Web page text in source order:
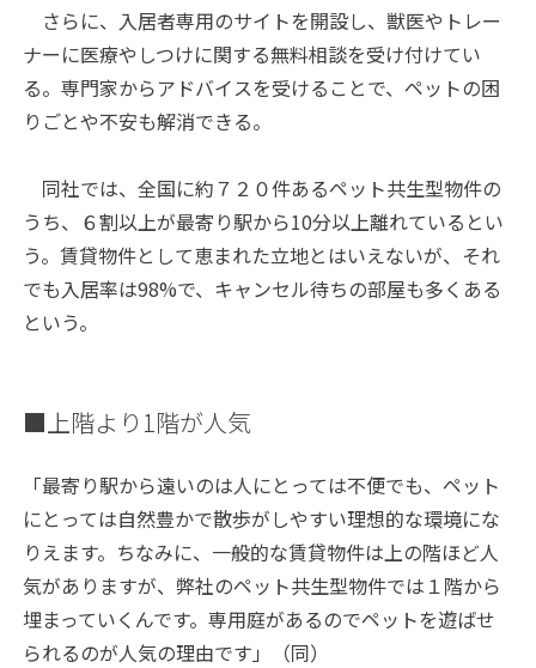
さらに、入居者専用のサイトを開設し、獣医やトレー
ナーに医療やしつけに関する無料相談を受け付けてい
る。専門家からアドバイスを受けることで、ペットの困
りごとや不安も解消できる。
同社では、全国に約７２０件あるペット共生型物件の
うち、６割以上が最寄り駅から10分以上離れているとい
う。賃貸物件として恵まれた立地とはいえないが、それ
でも入居率は98%で、キャンセル待ちの部屋も多くある
という。
■上階より1階が人気
「最寄り駅から遠いのは人にとっては不便でも、ペット
にとっては自然豊かで散歩がしやすい理想的な環境にな
りえます。ちなみに、一般的な賃貸物件は上の階ほど人
気がありますが、弊社のペット共生型物件では１階から
埋まっていくんです。専用庭があるのでペットを遊ばせ
られるのが人気の理由です」（同）